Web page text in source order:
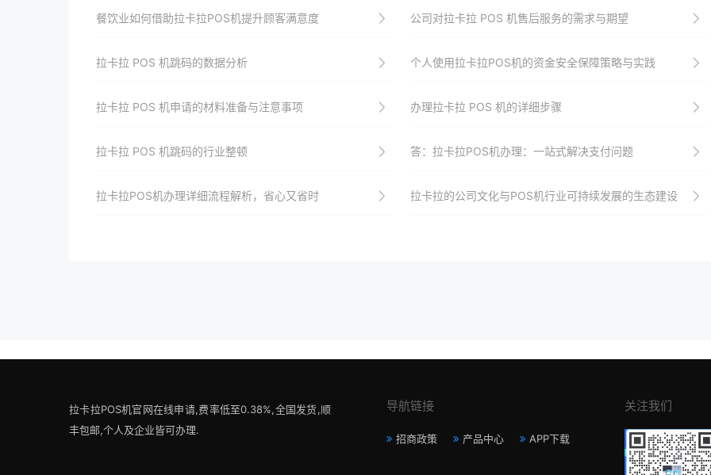
餐饮业如何借助拉卡拉POS机提升顾客满意度 公司对拉卡拉 POS 机售后服务的需求与期望
拉卡拉 POS 机跳码的数据分析 个人使用拉卡拉POS机的资金安全保障策略与实践
拉卡拉 POS 机申请的材料准备与注意事项 办理拉卡拉 POS 机的详细步骤
拉卡拉 POS 机跳码的行业整顿 答：拉卡拉POS机办理：一站式解决支付问题
拉卡拉POS机办理详细流程解析，省心又省时 拉卡拉的公司文化与POS机行业可持续发展的生态建设
拉卡拉POS机官网在线申请,费率低至0.38%,全国发货,顺
丰包邮,个人及企业皆可办理.
导航链接
招商政策 产品中心 APP下载
关注我们